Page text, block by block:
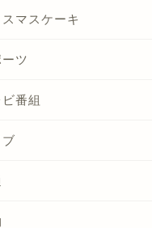
スマスケーキ
ツ
番組